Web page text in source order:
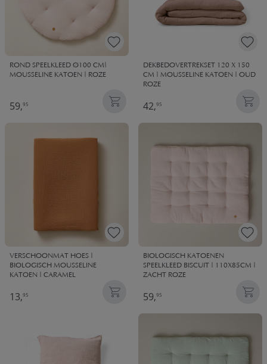
ROND SPEELKLEED Ø100 CM|
MOUSSELINE KATOEN | ROZE
59,95
DEKBEDOVERTREKSET 120 X 150
CM | MOUSSELINE KATOEN | OUD
ROZE
42,95
VERSCHOONMAT HOES |
BIOLOGISCH MOUSSELINE
KATOEN | CARAMEL
13,95
BIOLOGISCH KATOENEN
SPEELKLEED BISCUIT | 110X85CM |
ZACHT ROZE
59,95